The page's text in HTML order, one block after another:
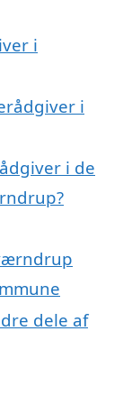
i
i
i de
dele af